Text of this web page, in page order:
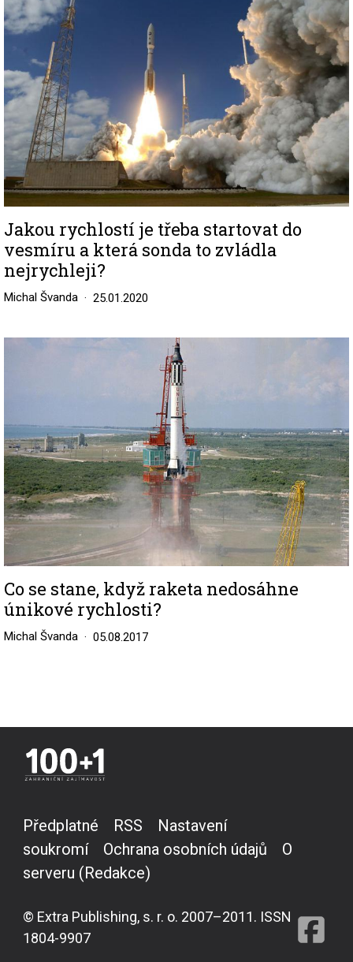
Jakou rychlostí je třeba startovat do
vesmíru a která sonda to zvládla
nejrychleji?
Michal Švanda 25.01.2020
Co se stane, když raketa nedosáhne
únikové rychlosti?
Michal Švanda 05.08.2017
Předplatné RSS
Nastavení
soukromí
Ochrana osobních údajů
O
serveru (Redakce)
© Extra Publishing, s. r. o. 2007–2011. ISSN
1804-9907